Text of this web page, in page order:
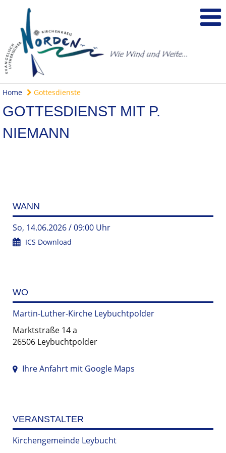
Home Gottesdienste
GOTTESDIENST MIT P.
NIEMANN
WANN
So, 14.06.2026 / 09:00 Uhr
ICS Download
WO
Martin-Luther-Kirche Leybuchtpolder
Marktstraße 14 a
26506 Leybuchtpolder
Ihre Anfahrt mit Google Maps
VERANSTALTER
Kirchengemeinde Leybucht